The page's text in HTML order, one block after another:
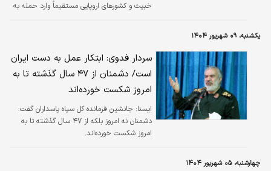
خبیث و کشورهای اروپایی مستقیماً وارد حمله به
نیافتند.
یکشنبه، ۰۹ شهریور ۱۴۰۴
سردار فدوی: ابتکار عمل به دست ایران
است/ دشمنان از ۴۷ سال گذشته تا به
امروز شکست خورده‌اند
ايسنا: جانشین فرمانده کل سپاه پاسداران گفت:
دشمنان نه امروز بلکه از ۴۷ سال گذشته تا به
امروز شکست خورده‌اند.
چهارشنبه، ۰۵ شهریور ۱۴۰۴